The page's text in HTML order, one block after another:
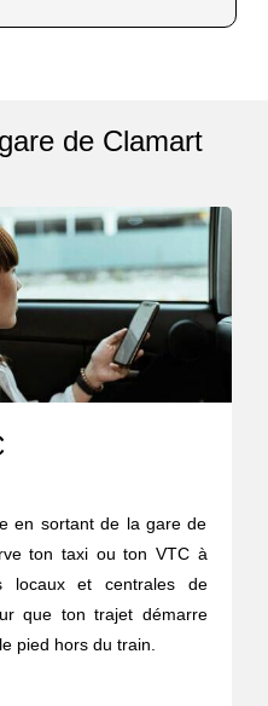
de Clamart
en sortant de la gare de
ton taxi ou ton VTC à
locaux et centrales de
que ton trajet démarre
pied hors du train.